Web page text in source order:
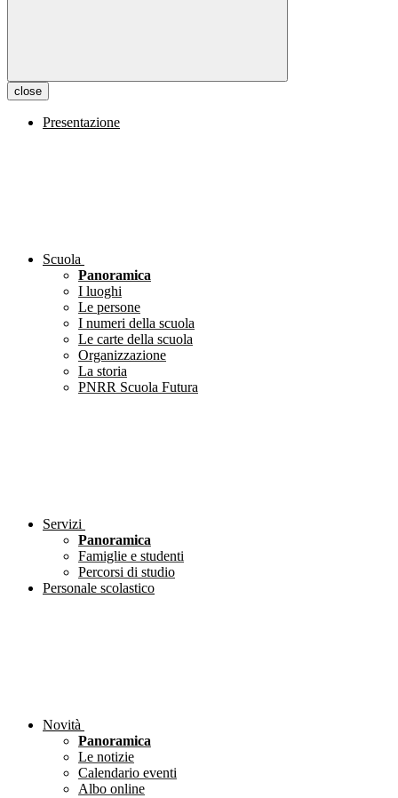
close
Presentazione
Scuola
Panoramica
I luoghi
Le persone
I numeri della scuola
Le carte della scuola
Organizzazione
La storia
PNRR Scuola Futura
Servizi
Panoramica
Famiglie e studenti
Percorsi di studio
Personale scolastico
Novità
Panoramica
Le notizie
Calendario eventi
Albo online